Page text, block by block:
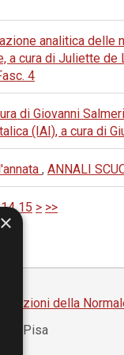
analitica delle
a cura di Juliette
4
di Giovanni
(IAI), a cura di
, ANNALI
14 15 > >>
Edizioni della
Pisa
×